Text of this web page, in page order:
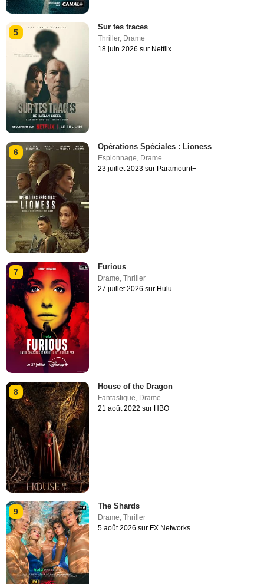
5
Sur tes traces
Thriller, Drame
18 juin 2026 sur Netflix
6
Opérations Spéciales : Lioness
Espionnage, Drame
23 juillet 2023 sur Paramount+
7
Furious
Drame ,Thriller
27 juillet 2026 sur Hulu
8
House of the Dragon
Fantastique, Drame
21 août 2022 sur HBO
9
The Shards
Drame,Thriller
5 août 2026 sur FX Networks